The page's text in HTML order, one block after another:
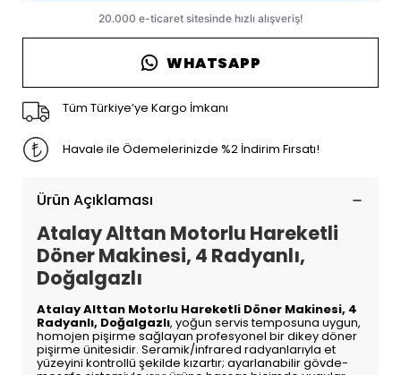
WHATSAPP
Tüm Türkiye’ye Kargo İmkanı
Havale ile Ödemelerinizde %2 İndirim Fırsatı!
Ürün Açıklaması
Atalay Alttan Motorlu Hareketli
Döner Makinesi, 4 Radyanlı,
Doğalgazlı
Atalay Alttan Motorlu Hareketli Döner Makinesi, 4
Radyanlı, Doğalgazlı, yoğun servis temposuna uygun,
homojen pişirme sağlayan profesyonel bir dikey döner
pişirme ünitesidir. Seramik/infrared radyanlarıyla et
yüzeyini kontrollü şekilde kızartır; ayarlanabilir gövde-